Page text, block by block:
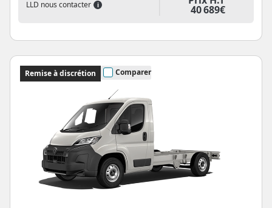
LLD nous contacter i 40 689€
Remise à discrétion Comparer